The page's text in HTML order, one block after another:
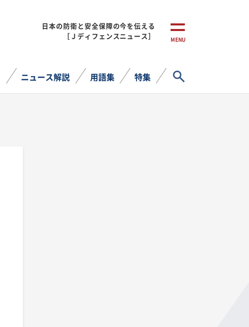
日本の防衛と安全保障の今を伝える
［Ｊディフェンスニュース］
MENU
ニュース解説 用語集 特集